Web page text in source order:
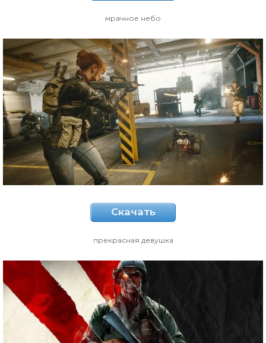
мрачное небо
Скачать
прекрасная девушка